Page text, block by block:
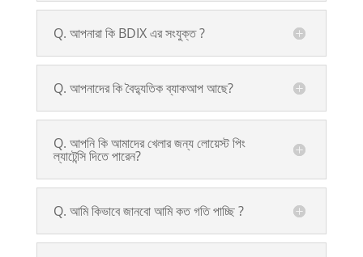
Q. আপনারা কি BDIX এর সংযুক্ত ?
Q. আপনাদের কি বৈদ্যুতিক ব্যাকআপ আছে?
Q. আপনি কি আমাদের খেলার জন্য লোয়েস্ট পিং
ল্যাটেন্সি দিতে পারেন?
Q. আমি কিভাবে জানবো আমি কত গতি পাচ্ছি ?